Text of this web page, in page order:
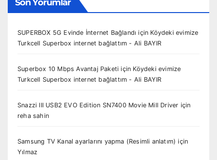
Son Yorumlar
SUPERBOX 5G Evinde İnternet Bağlandı için Köydeki evimize
Turkcell Superbox internet bağlattım - Ali BAYIR
Superbox 10 Mbps Avantaj Paketi için Köydeki evimize
Turkcell Superbox internet bağlattım - Ali BAYIR
Snazzi III USB2 EVO Edition SN7400 Movie Mill Driver için
reha sahin
Samsung TV Kanal ayarlarını yapma (Resimli anlatım) için
Yılmaz